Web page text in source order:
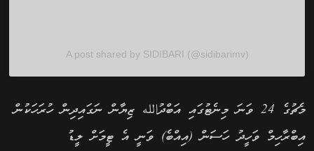
A post shared by SIDIBARI (@sidibarimv)
މެޗުގެ 24 ވަނަ މިނެޓުގައި އަބްދުالله ޒިޔާން ނަގައިދިން ހުރަހަކުން
އިބްރާހިމް ވަހީދު ހަސަން (އިއްބެ) ވަނީ އެ ޓީމަށް ލީޑު